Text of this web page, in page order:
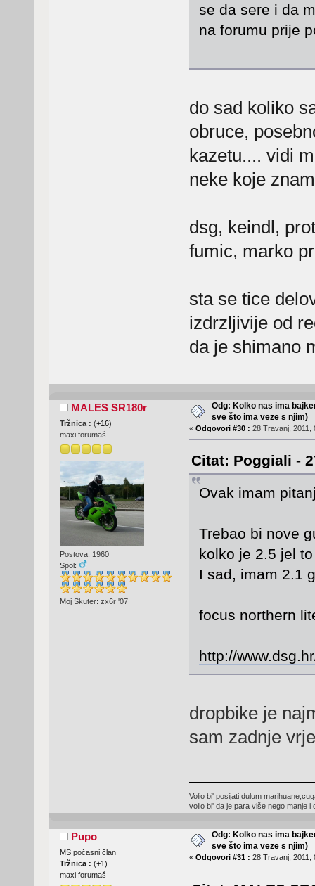
se da sere i da
na forumu prije
do sad koliko
obruce,
kazetu.... vidi
neke koje
dsg, keindl,
fumic, marko
sta se tice
izdrzljivije od
da je shimano
MALES SR180r
Tržnica : (+16)
maxi forumaš
Postova: 1960
Spol:
Moj Skuter: zx6r '07
Odg: Kolko nas ima
sve što ima veze s njim)
« Odgovori #30 : 28 Travanj, 2011,
Citat: Poggiali -
Ovak imam
Trebao bi nove
kolko je 2.5 jel
I sad, imam 2.1
focus northern
http://
dropbike je
sam zadnje
Volio bi' posijati dulum
volio bi' da je para više nego manje
Pupo
MS počasni član
Tržnica : (+1)
maxi forumaš
Odg: Kolko nas ima
sve što ima veze s njim)
« Odgovori #31 : 28 Travanj, 2011,